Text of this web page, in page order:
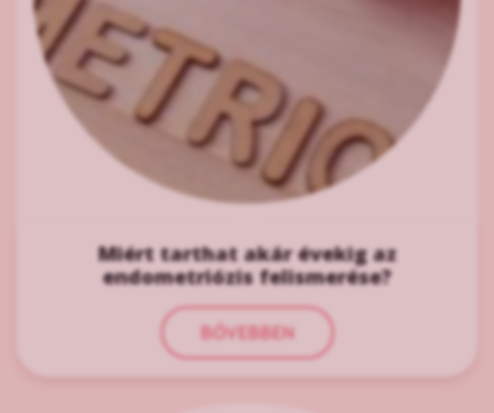
Miért tarthat akár évekig az
endometriózis felismerése?
BŐVEBBEN